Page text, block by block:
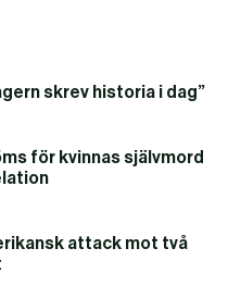
skrev historia i dag”
för kvinnas självmord
attack mot två